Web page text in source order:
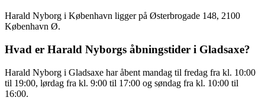
Harald Nyborg i København ligger på Østerbrogade 148, 2100
København Ø.
Hvad er Harald Nyborgs åbningstider i Gladsaxe?
Harald Nyborg i Gladsaxe har åbent mandag til fredag fra kl. 10:00
til 19:00, lørdag fra kl. 9:00 til 17:00 og søndag fra kl. 10:00 til
16:00.